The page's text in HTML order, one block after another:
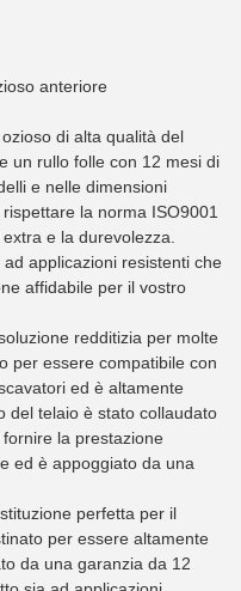
anteriore
di alta qualità del
un rullo folle con 12 mesi di
e nelle dimensioni
la norma ISO9001
e la durevolezza.
applicazioni resistenti che
affidabile per il vostro
redditizia per molte
per essere compatibile con
ed è altamente
del telaio è stato collaudato
la prestazione
ed è appoggiato da una
perfetta per il
per essere altamente
da una garanzia da 12